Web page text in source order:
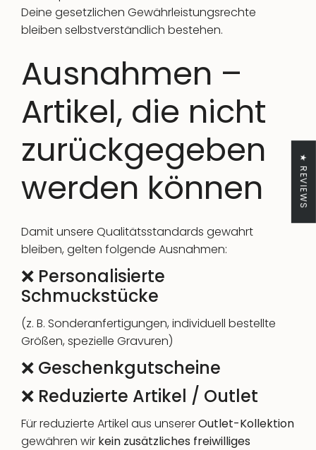
Deine gesetzlichen Gewährleistungsrechte
bleiben selbstverständlich bestehen.
Ausnahmen –
Artikel, die nicht
zurückgegeben
werden können
Damit unsere Qualitätsstandards gewahrt
bleiben, gelten folgende Ausnahmen:
❌ Personalisierte
Schmuckstücke
(z. B. Sonderanfertigungen, individuell bestellte
Größen, spezielle Gravuren)
❌ Geschenkgutscheine
❌ Reduzierte Artikel / Outlet
Für reduzierte Artikel aus unsererOutlet-Kollektion
gewähren wir kein zusätzliches freiwilliges
★ REVIEWS